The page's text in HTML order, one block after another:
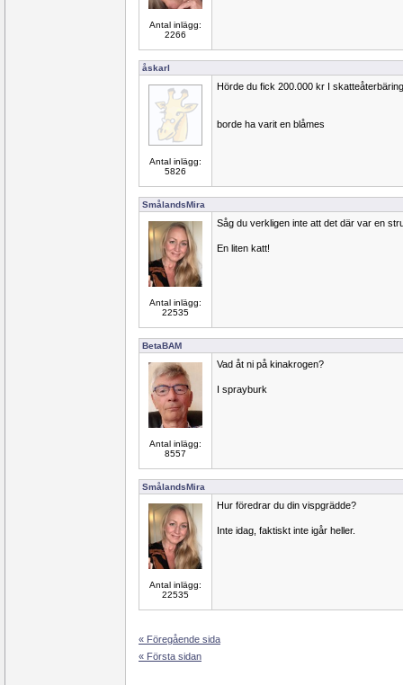
Antal inlägg:
2266
åskarl
Antal inlägg:
5826
Hörde du fick 200.000 kr I
borde ha varit en blåmes
SmålandsMira
Antal inlägg:
22535
Såg du verkligen inte att det där var en
En liten katt!
BetaBAM
Antal inlägg:
8557
Vad åt ni på kinakrogen?
I sprayburk
SmålandsMira
Antal inlägg:
22535
Hur föredrar du din vispgrädde?
Inte idag, faktiskt inte igår heller.
« Föregående sida
« Första sidan